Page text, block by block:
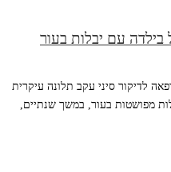
בילדה עם יבלות בעור
אצלי במרפאה לדיקור סיני עקב תלונה עיקרית
מפושטות בעור, במשך שנתיים,